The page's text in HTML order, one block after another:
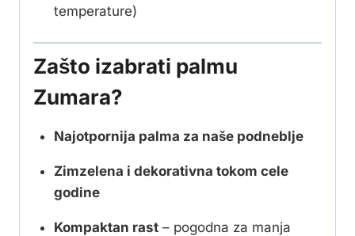
temperature)
Zašto izabrati palmu
Zumara?
Najotpornija palma za naše podneblje
Zimzelena i dekorativna tokom cele
godine
Kompaktan rast– pogodna za manja